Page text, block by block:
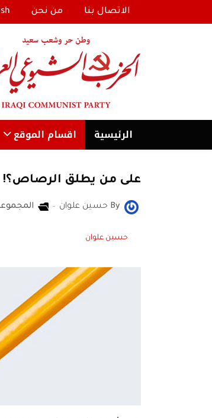
الاتصال بنا من نحن
الرئیسية اقسام الموقع
على من يطلق الرصاص؟!
By حسين علوان
حسين علوان